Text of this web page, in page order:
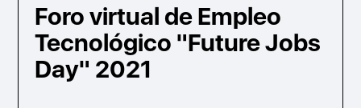
Foro virtual de Empleo
Tecnológico "Future Jobs
Day" 2021